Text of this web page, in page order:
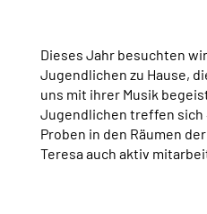
Dieses Jahr besuchten
Jugendlichen zu Hause,
uns mit ihrer Musik
Jugendlichen treffen sich
Proben in den Räumen
Teresa auch aktiv